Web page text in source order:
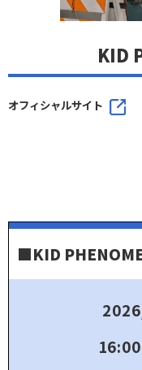
KID
オフィシャルサイト
■KID